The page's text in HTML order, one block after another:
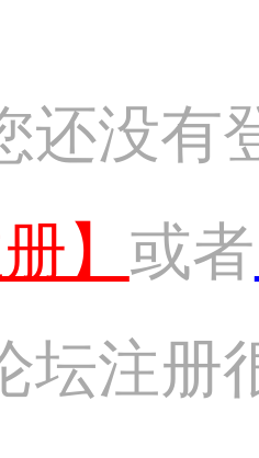
还没有
】 或者
坛注册